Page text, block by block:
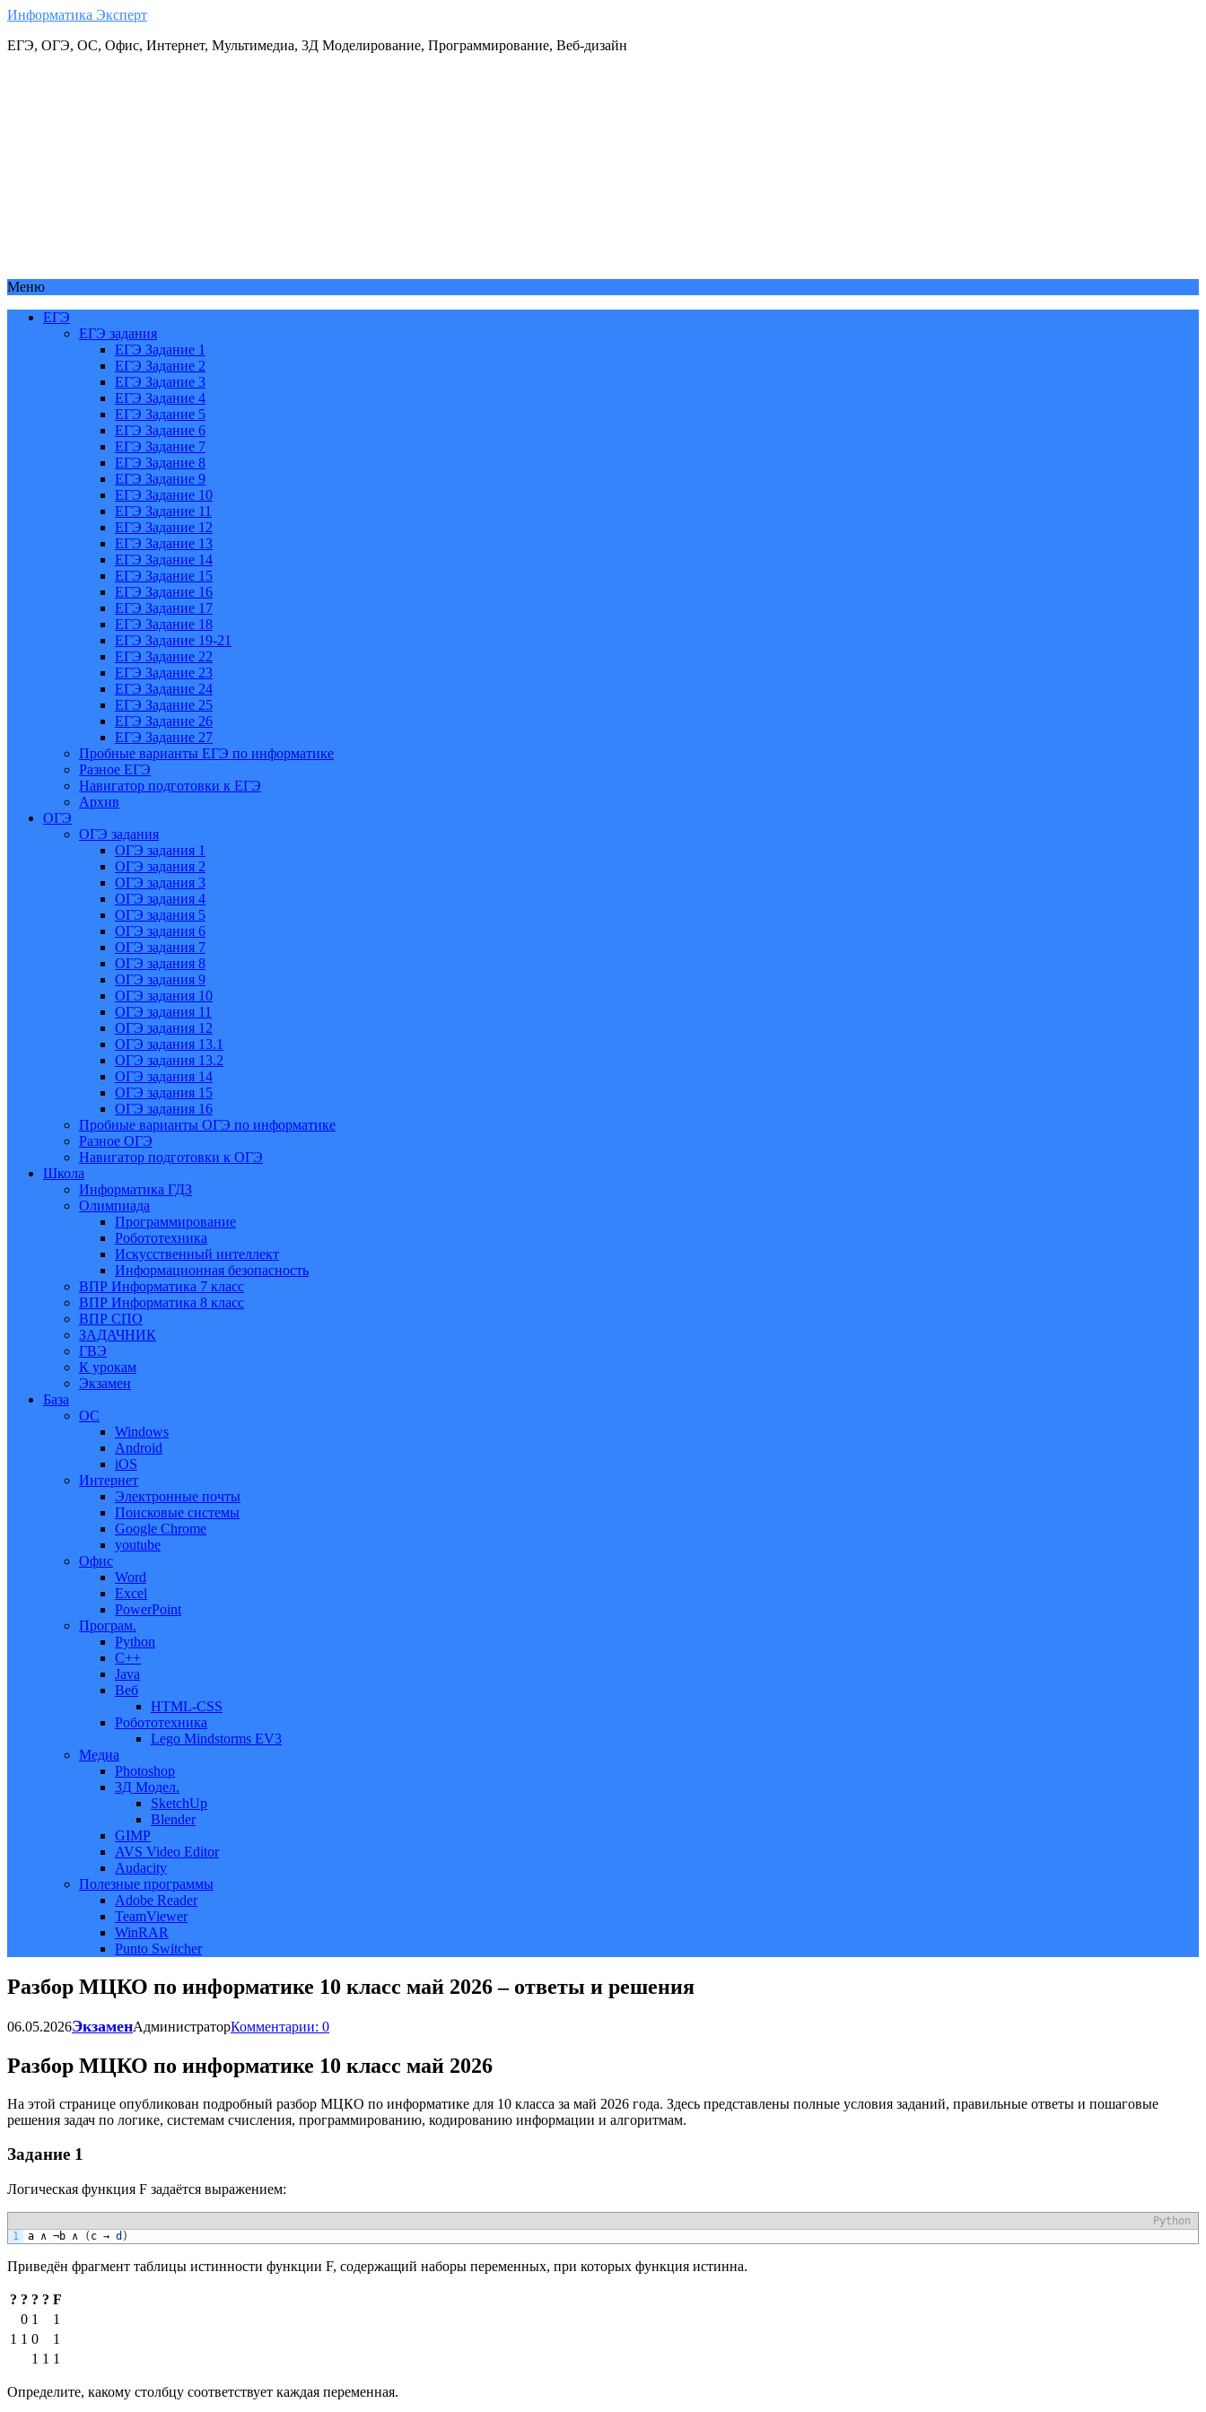
Информатика Эксперт
ЕГЭ, ОГЭ, ОС, Офис, Интернет, Мультимедиа, 3Д Моделирование, Программирование, Веб-дизайн
Меню
ЕГЭ
ЕГЭ задания
ЕГЭ Задание 1
ЕГЭ Задание 2
ЕГЭ Задание 3
ЕГЭ Задание 4
ЕГЭ Задание 5
ЕГЭ Задание 6
ЕГЭ Задание 7
ЕГЭ Задание 8
ЕГЭ Задание 9
ЕГЭ Задание 10
ЕГЭ Задание 11
ЕГЭ Задание 12
ЕГЭ Задание 13
ЕГЭ Задание 14
ЕГЭ Задание 15
ЕГЭ Задание 16
ЕГЭ Задание 17
ЕГЭ Задание 18
ЕГЭ Задание 19-21
ЕГЭ Задание 22
ЕГЭ Задание 23
ЕГЭ Задание 24
ЕГЭ Задание 25
ЕГЭ Задание 26
ЕГЭ Задание 27
Пробные варианты ЕГЭ по информатике
Разное ЕГЭ
Навигатор подготовки к ЕГЭ
Архив
ОГЭ
ОГЭ задания
ОГЭ задания 1
ОГЭ задания 2
ОГЭ задания 3
ОГЭ задания 4
ОГЭ задания 5
ОГЭ задания 6
ОГЭ задания 7
ОГЭ задания 8
ОГЭ задания 9
ОГЭ задания 10
ОГЭ задания 11
ОГЭ задания 12
ОГЭ задания 13.1
ОГЭ задания 13.2
ОГЭ задания 14
ОГЭ задания 15
ОГЭ задания 16
Пробные варианты ОГЭ по информатике
Разное ОГЭ
Навигатор подготовки к ОГЭ
Школа
Информатика ГДЗ
Олимпиада
Программирование
Робототехника
Искусственный интеллект
Информационная безопасность
ВПР Информатика 7 класс
ВПР Информатика 8 класс
ВПР СПО
ЗАДАЧНИК
ГВЭ
К урокам
Экзамен
База
ОС
Windows
Android
iOS
Интернет
Электронные почты
Поисковые системы
Google Chrome
youtube
Офис
Word
Excel
PowerPoint
Програм.
Python
C++
Java
Веб
HTML-CSS
Робототехника
Lego Mindstorms EV3
Медиа
Photoshop
3Д Модел.
SketchUp
Blender
GIMP
AVS Video Editor
Audacity
Полезные программы
Adobe Reader
TeamViewer
WinRAR
Punto Switcher
Разбор МЦКО по информатике 10 класс май 2026 – ответы и решения
06.05.2026ЭкзаменАдминистраторКомментарии: 0
Разбор МЦКО по информатике 10 класс май 2026
На этой странице опубликован подробный разбор МЦКО по информатике для 10 класса за май 2026 года. Здесь представлены полные условия заданий, правильные ответы и пошаговые
решения задач по логике, системам счисления, программированию, кодированию информации и алгоритмам.
Задание 1
Логическая функция F задаётся выражением:
Python
1
a ∧ ¬b ∧ ( c → d )
Приведён фрагмент таблицы истинности функции F, содержащий наборы переменных, при которых функция истинна.
? ? ? ? F
0 1
1
1 1 0
1
1 1 1
Определите, какому столбцу соответствует каждая переменная.